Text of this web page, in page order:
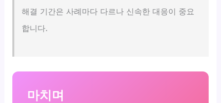
해결 기간은 사례마다 다르나 신속한 대응이 중요
합니다.
마치며